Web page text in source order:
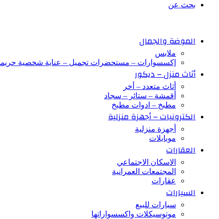
بحث عن
الموضة والجمال
ملابس
إكسسوارات – مستحضرات تجميل – عناية شخصية
أثاث منزل – ديكور
أثاث متعدد – أخر
أقمشة – ستائر – سجاد
مطبخ – ادوات مطبخ
الكترونيات – أجهزة منزلية
أجهزة منزلية
موبايلات
العقارات
الاسكان الاجتماعي
المجتمعات العمرانية
عقارات
السيارات
سيارات للبيع
موتوسيكلات واكسسواراتها